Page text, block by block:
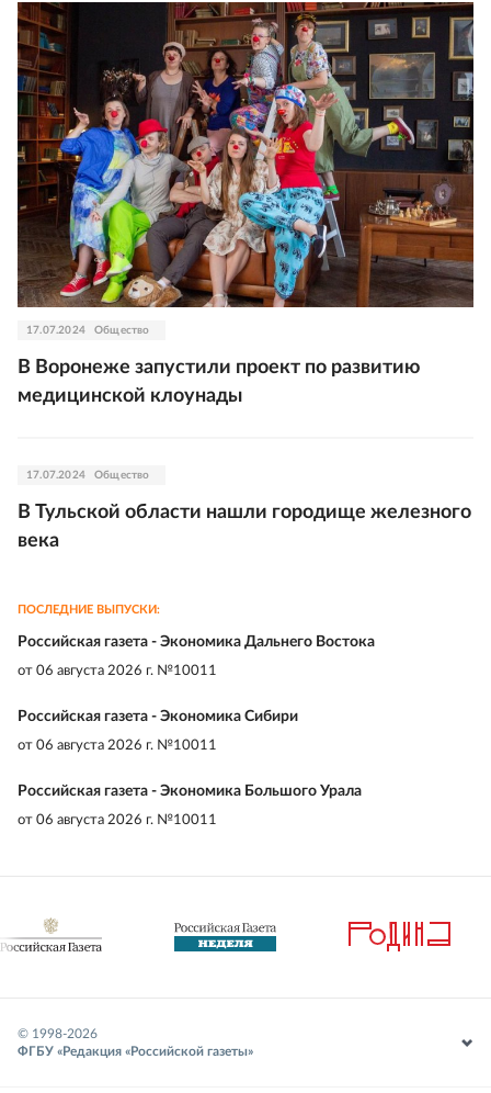
17.07.2024 Общество
В Воронеже запустили проект по развитию
медицинской клоунады
17.07.2024 Общество
В Тульской области нашли городище железного
века
ПОСЛЕДНИЕ ВЫПУСКИ:
Российская газета - Экономика Дальнего Востока
от 06 августа 2026 г. №10011
Российская газета - Экономика Сибири
от 06 августа 2026 г. №10011
Российская газета - Экономика Большого Урала
от 06 августа 2026 г. №10011
© 1998-2026
ФГБУ «Редакция «Российской газеты»